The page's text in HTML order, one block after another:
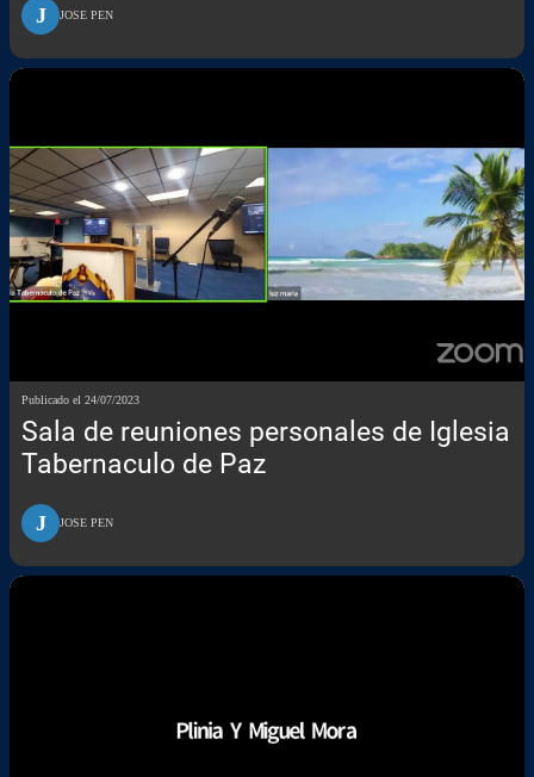
J JOSE PEN
Publicado el 24/07/2023
Sala de reuniones personales de Iglesia
Tabernaculo de Paz
J JOSE PEN